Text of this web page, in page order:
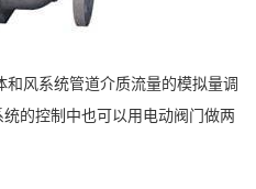
和风系统管道介质流量的模拟量调
的控制中也可以用电动阀门做两